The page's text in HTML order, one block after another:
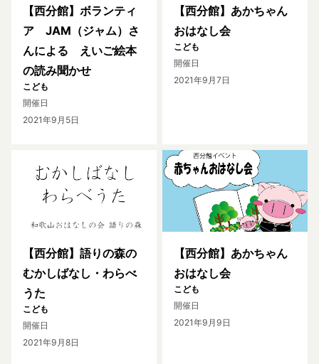
【西分館】ボランティ
ア JAM（ジャム）さ
んによる えいご絵本
の読み聞かせ
こども
開催日
2021年9月5日
【西分館】あかちゃん
おはなし会
こども
開催日
2021年9月7日
【西分館】語りの森の
むかしばなし・わらべ
うた
こども
開催日
2021年9月8日
【西分館】あかちゃん
おはなし会
こども
開催日
2021年9月9日